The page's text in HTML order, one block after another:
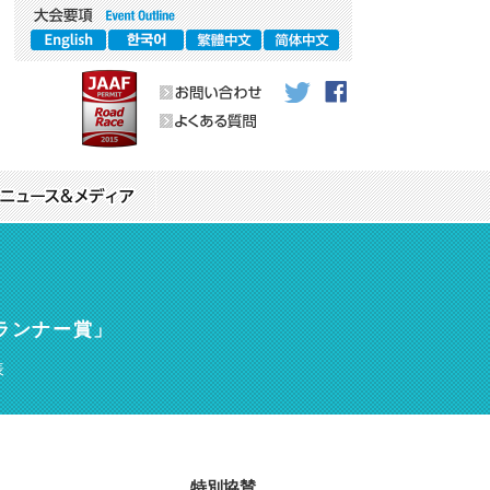
ソンからのお願い
ーク・ロゴタイプ等）の
スポンサー紹介 その他
ック
スランニングクリニック in 神戸学院大学
育館ランニングクリニック
い〜服装（ウエア）について〜
ンナー賞」